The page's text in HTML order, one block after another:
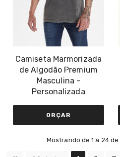
Camiseta Marmorizada
de Algodão Premium
Masculina -
Personalizada
ORÇAR
Mostrando de 1 à 24 de